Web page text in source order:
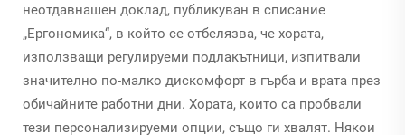
неотдавнашен доклад, публикуван в списание
„Ергономика“, в който се отбелязва, че хората,
използващи регулируеми подлакътници, изпитвали
значително по-малко дискомфорт в гърба и врата през
обичайните работни дни. Хората, които са пробвали
тези персонализируеми опции, също ги хвалят. Някои